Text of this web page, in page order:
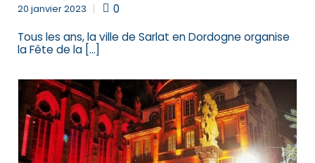
20 janvier 2023
0
Tous les ans, la ville de Sarlat en Dordogne organise
la Fête de la […]